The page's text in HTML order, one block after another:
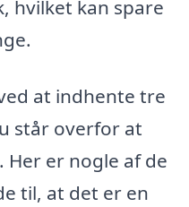
hvilket kan spare
at indhente tre
står overfor at
er nogle af de
til, at det er en